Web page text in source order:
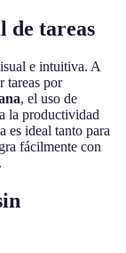
de tareas
e intuitiva. A
tareas por
, el uso de
la productividad
es ideal tanto para
fácilmente con
.